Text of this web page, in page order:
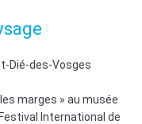
Dié-des-Vosges
marges » au musée
International de